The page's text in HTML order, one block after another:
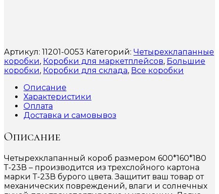
Артикул: 11201-0053 Категорий: Четырехклапанные
коробки, Коробки для маркетплейсов, Большие
коробки, Коробки для склада, Все коробки
Описание
Характеристики
Оплата
Доставка и самовывоз
Описание
Четырехклапанный короб размером 600*160*180
Т-23В – производится из трехслойного картона
марки Т-23В бурого цвета. Защитит ваш товар от
механических повреждений, влаги и солнечных